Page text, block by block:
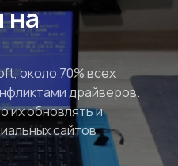
на
около 70% всех
драйверов.
их обновлять и
сайтов